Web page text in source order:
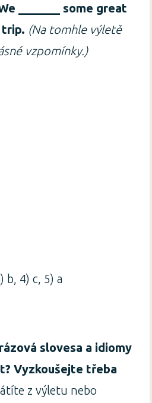
_______ some great
trip. (Na tomhle výletě
vzpomínky.)
b, 4) c, 5) a
slovesa a idiomy
Vyzkoušejte třeba
z výletu nebo